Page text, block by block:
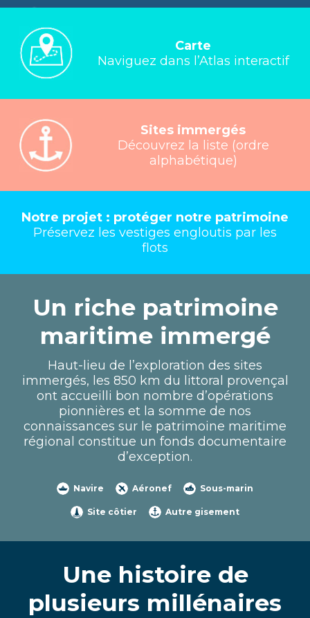
Carte
Naviguez dans l’Atlas interactif
Sites immergés
Découvrez la liste (ordre
alphabétique)
Notre projet : protéger notre patrimoine
Préservez les vestiges engloutis par les
flots
Un riche patrimoine
maritime immergé
Haut-lieu de l’exploration des sites
immergés, les 850 km du littoral provençal
ont accueilli bon nombre d’opérations
pionnières et la somme de nos
connaissances sur le patrimoine maritime
régional constitue un fonds documentaire
d’exception.
Navire Aéronef Sous-marin
Site côtier Autre gisement
Une histoire de
plusieurs millénaires